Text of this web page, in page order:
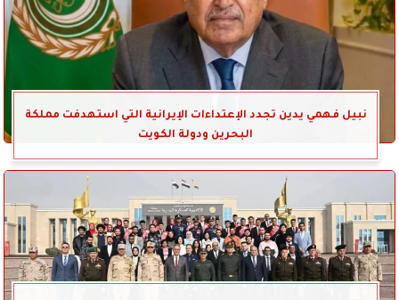
نبيل فهمي يدين تجدد الإعتداءات الإيرانية التي استهدفت مملكة
البحرين ودولة الكويت